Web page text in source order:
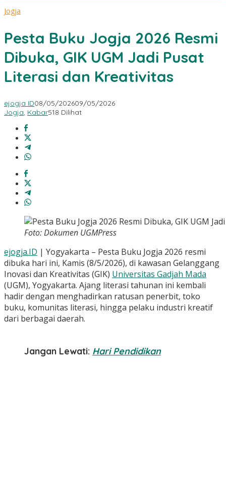
Jogja
Pesta Buku Jogja 2026 Resmi
Dibuka, GIK UGM Jadi Pusat
Literasi dan Kreativitas
ejogja ID08/05/202609/05/2026
Jogja, Kabar518 Dilihat
Foto: Dokumen UGMPress
ejogja.ID | Yogyakarta – Pesta Buku Jogja 2026 resmi
dibuka hari ini, Kamis (8/5/2026), di kawasan Gelanggang
Inovasi dan Kreativitas (GIK) Universitas Gadjah Mada
(UGM), Yogyakarta. Ajang literasi tahunan ini kembali
hadir dengan menghadirkan ratusan penerbit, toko
buku, komunitas literasi, hingga pelaku industri kreatif
dari berbagai daerah.
Jangan Lewati: Hari Pendidikan